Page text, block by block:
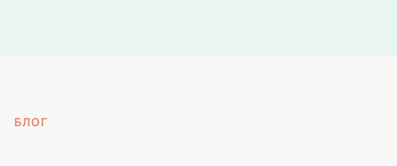
БЛОГ